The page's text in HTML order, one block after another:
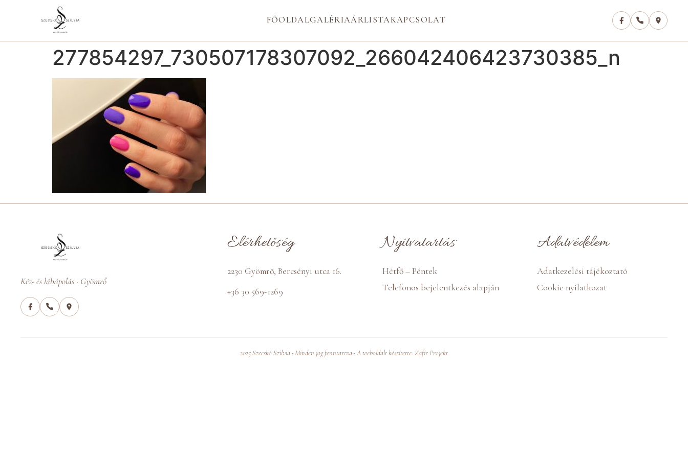
FŐOLDALGALÉRIAÁRLISTAKAPCSOLAT
277854297_730507178307092_266042406423730385_n
Kéz- és lábápolás · Gyömrő
Elérhetőség
2230 Gyömrő, Bercsényi utca 16.
+36 30 569-1269
Nyitvatartás
Hétfő – Péntek
Telefonos bejelentkezés alapján
Adatvédelem
Adatkezelési tájékoztató
Cookie nyilatkozat
2025 Szecskó Szilvia · Minden jog fenntartva · A weboldalt készítette: Zafír Projekt